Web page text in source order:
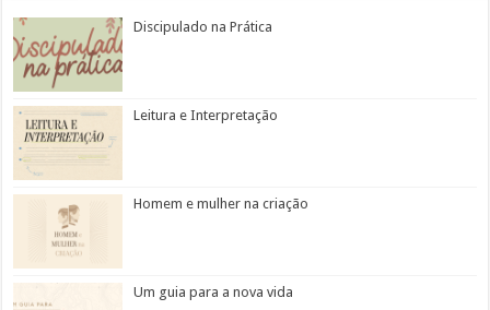
Discipulado na Prática
Leitura e Interpretação
Homem e mulher na criação
Um guia para a nova vida